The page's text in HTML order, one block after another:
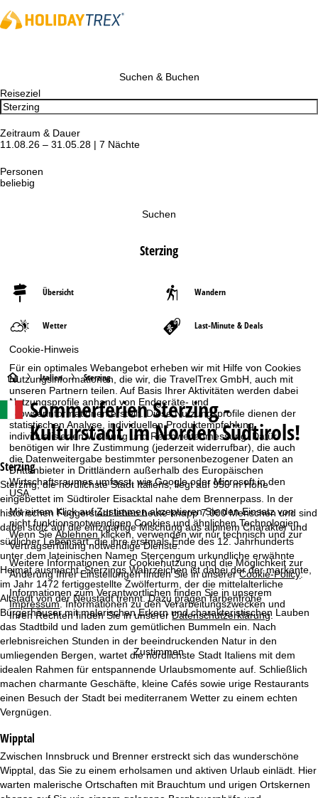
Cookie-Hinweis
Für ein optimales Webangebot erheben wir mit Hilfe von Cookies
Nutzungsinformationen, die wir, die TravelTrex GmbH, auch mit
unseren Partnern teilen. Auf Basis Ihrer Aktivitäten werden dabei
Nutzungsprofile anhand von Endgeräte- und
Browserinformationen erstellt. Diese Nutzungsprofile dienen der
statistischen Analyse, individuellen Produktempfehlung,
individualisierten Werbung und Reichweitenmessung. Dafür
benötigen wir Ihre Zustimmung (jederzeit widerrufbar), die auch
die Datenweitergabe bestimmter personenbezogener Daten an
Drittanbieter in Drittländern außerhalb des Europäischen
Wirtschaftsraumes umfasst, wie Google oder Microsoft in den
USA.
Mit einem Klick aufZustimmenakzeptieren Sie den Einsatz von
nicht funktionsnotwendigen Cookies und ähnlichen Technologien.
Wenn SieAblehnenklicken, verwenden wir nur technisch und zur
Vertragserfüllung notwendige Dienste.
Weitere Informationen zur Cookienutzung und die Möglichkeit zur
Änderung Ihrer Einstellungen finden Sie in unsererCookie-Policy.
Informationen zum Verantwortlichen finden Sie in unserem
Impressum. Informationen zu den Verarbeitungszwecken und
Ihren Rechten finden Sie in unsererDatenschutzerklärung.
Zustimmen
Suchen & Buchen
Reiseziel
Zeitraum & Dauer
11.08.26 – 31.05.28 | 7 Nächte
Personen
beliebig
Suchen
Sterzing
Übersicht Wandern
Wetter Last-Minute & Deals
S
t
a
r
t
s
e
i
t
e
Italien Sterzing
SommerferienSterzing -
Kulturstadt im Norden Südtirols!
Sterzing
Sterzing, die nördlichste Stadt Italiens, liegt auf 950 m Höhe
eingebettet im Südtiroler Eisacktal nahe dem Brennerpass. In der
historischen Fuggerstadt leben heute knapp 7.000 Menschen und sind
dabei stolz auf die einzigartige Mischung aus alpinem Charakter und
südlicher Lebensart, die ihre erstmals Ende des 12. Jahrhunderts
unter dem lateinischen Namen Sterçengum urkundliche erwähnte
Heimat ausmacht. Sterzings Wahrzeichen ist dabei der der markante,
im Jahr 1472 fertiggestellte Zwölferturm, der die mittelalterliche
Altstadt von der Neustadt trennt. Dazu prägen farbenfrohe
Bürgerhäuser mit malerischen Erkern und charakteristischen Lauben
das Stadtbild und laden zum gemütlichen Bummeln ein. Nach
erlebnisreichen Stunden in der beeindruckenden Natur in den
umliegenden Bergen, wartet die nördlichste Stadt Italiens mit dem
idealen Rahmen für entspannende Urlaubsmomente auf. Schließlich
machen charmante Geschäfte, kleine Cafés sowie urige Restaurants
einen Besuch der Stadt bei mediterranem Wetter zu einem echten
Vergnügen.
Wipptal
Zwischen Innsbruck und Brenner erstreckt sich das wunderschöne
Wipptal, das Sie zu einem erholsamen und aktiven Urlaub einlädt. Hier
warten malerische Ortschaften mit Brauchtum und urigen Ortskernen